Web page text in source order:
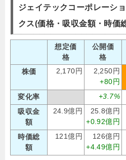
ジェイテックコーポレーシ
クス(価格・吸収金額・時価
想定価
格
公開価
格
株価 2,170円
2,250円
+80円
変化率
+3.7%
吸収金
額
24.9億円
25.8億円
+0.92億円
時価総
額
121億円
126億円
+4.49億円